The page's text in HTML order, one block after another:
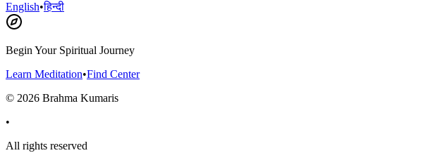
English•हिन्दी
Begin Your Spiritual Journey
Learn Meditation•Find Center
© 2026 Brahma Kumaris
•
All rights reserved